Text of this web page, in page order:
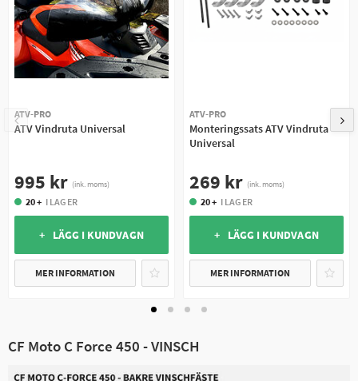
ATV-PRO
ATV Vindruta Universal
995 kr (ink. moms)
20 + I LAGER
+ LÄGG I KUNDVAGN
MER INFORMATION
ATV-PRO
Monteringssats ATV Vindruta
Universal
269 kr (ink. moms)
20 + I LAGER
+ LÄGG I KUNDVAGN
MER INFORMATION
CF Moto C Force 450 - VINSCH